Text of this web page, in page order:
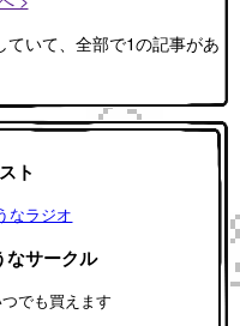
いて、全部で1の記事があ
ト
なラジオ
なサークル
でも買えます